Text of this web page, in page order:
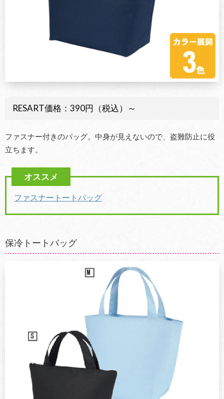
RESART価格：390円（税込）～
ファスナー付きのバッグ。中身が見えないので、盗難防止に役
立ちます。
ファスナートートバッグ
保冷トートバッグ